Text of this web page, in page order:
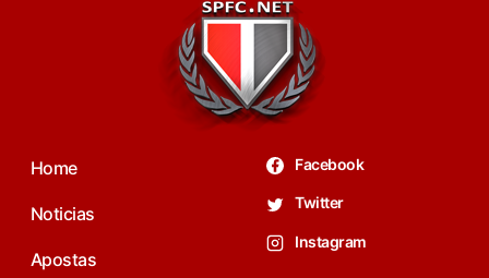
Home
Noticias
Apostas
Facebook
Twitter
Instagram